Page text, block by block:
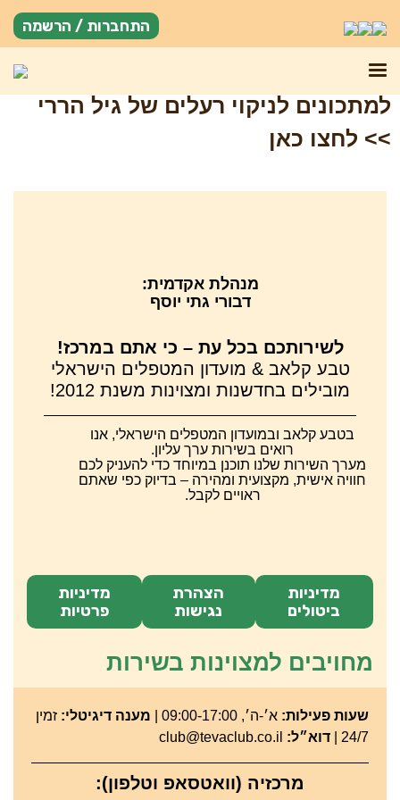
התחברות / הרשמה
למתכונים לניקוי רעלים של גיל הררי
>> לחצו כאן
מנהלת אקדמית:
דבורי גתי יוסף
לשירותכם בכל עת – כי אתם במרכז!
טבע קלאב & מועדון המטפלים הישראלי
מובילים בחדשנות ומצוינות משנת 2012!
בטבע קלאב ובמועדון המטפלים הישראלי, אנו
רואים בשירות ערך עליון.
מערך השירות שלנו תוכנן במיוחד כדי להעניק לכם
חוויה אישית, מקצועית ומהירה – בדיוק כפי שאתם
ראויים לקבל.
מדיניות
ביטולים
הצהרת
נגישות
מדיניות
פרטיות
מחויבים למצוינות בשירות
שעות פעילות: א׳-ה׳, 09:00-17:00 | מענה דיגיטלי: זמין
24/7 |
דוא״ל:
מרכזיה (וואטסאפ וטלפון):